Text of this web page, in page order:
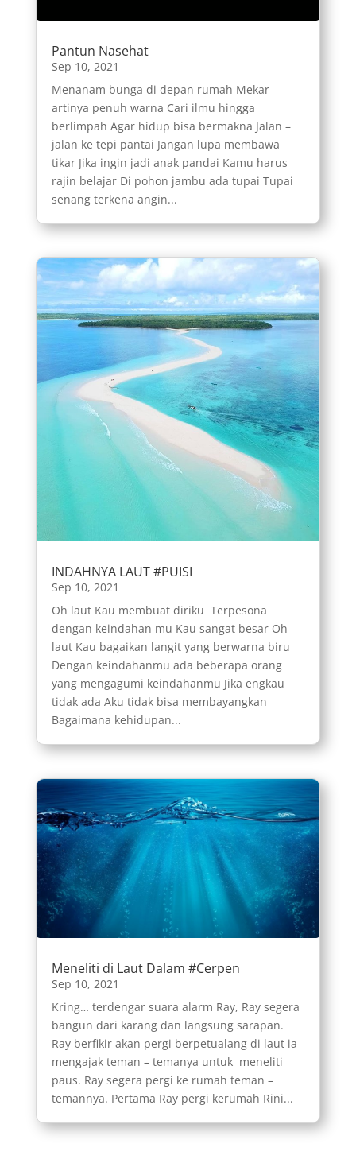
Pantun Nasehat
Sep 10, 2021
Menanam bunga di depan rumah Mekar
artinya penuh warna Cari ilmu hingga
berlimpah Agar hidup bisa bermakna Jalan –
jalan ke tepi pantai Jangan lupa membawa
tikar Jika ingin jadi anak pandai Kamu harus
rajin belajar Di pohon jambu ada tupai Tupai
senang terkena angin...
INDAHNYA LAUT #PUISI
Sep 10, 2021
Oh laut Kau membuat diriku Terpesona
dengan keindahan mu Kau sangat besar Oh
laut Kau bagaikan langit yang berwarna biru
Dengan keindahanmu ada beberapa orang
yang mengagumi keindahanmu Jika engkau
tidak ada Aku tidak bisa membayangkan
Bagaimana kehidupan...
Meneliti di Laut Dalam #Cerpen
Sep 10, 2021
Kring… terdengar suara alarm Ray, Ray segera
bangun dari karang dan langsung sarapan.
Ray berfikir akan pergi berpetualang di laut ia
mengajak teman – temanya untuk meneliti
paus. Ray segera pergi ke rumah teman –
temannya. Pertama Ray pergi kerumah Rini...